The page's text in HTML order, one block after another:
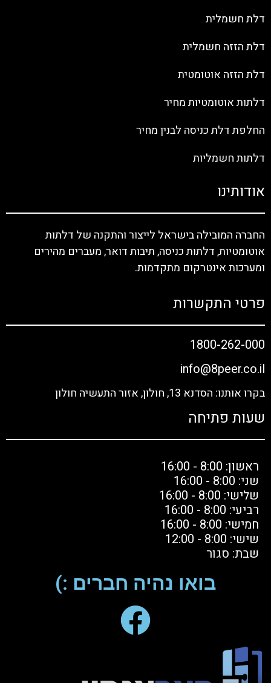
דלת חשמלית
דלת הזזה חשמלית
דלת הזזה אוטומטית
דלתות אוטומטיות מחיר
החלפת דלת כניסה לבנין מחיר
דלתות חשמליות
אודותינו
החברה המובילה בישראל לייצור והתקנה של דלתות
אוטומטיות, דלתות כניסה, תיבות דואר, מעברים מהירים
ומערכות אינטרקום מתקדמות.
פרטי התקשרות
1800-262-000
info@8peer.co.il
בקרו אותנו: הסדנא 13, חולון, אזור התעשיה חולון
שעות פתיחה
ראשון: 8:00 - 16:00
שני: 8:00 - 16:00
שלישי: 8:00 - 16:00
רביעי: 8:00 - 16:00
חמישי: 8:00 - 16:00
שישי: 8:00 - 12:00
שבת: סגור
בואו נהיה חברים :)